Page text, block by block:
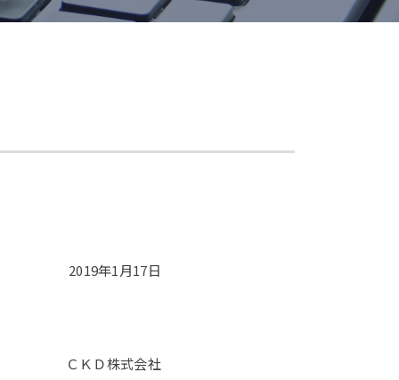
2019年1月17日
ＣＫＤ株式会社